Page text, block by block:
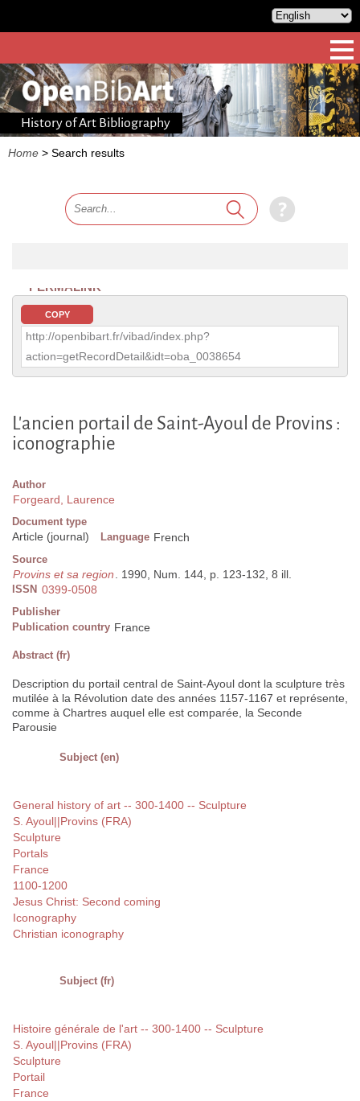
History of Art Bibliography
Home > Search results
PERMALINK
COPY
http://openbibart.fr/vibad/index.php?
action=getRecordDetail&idt=oba_0038654
L'ancien portail de Saint-Ayoul de Provins :
iconographie
Author
Forgeard, Laurence
Document type
Article (journal) Language French
Source
Provins et sa region. 1990, Num. 144, p. 123-132, 8 ill.
ISSN 0399-0508
Publisher
Publication country France
Abstract (fr)
Description du portail central de Saint-Ayoul dont la sculpture très
mutilée à la Révolution date des années 1157-1167 et représente,
comme à Chartres auquel elle est comparée, la Seconde
Parousie
Subject (en)
General history of art -- 300-1400 -- Sculpture
S. Ayoul||Provins (FRA)
Sculpture
Portals
France
1100-1200
Jesus Christ: Second coming
Iconography
Christian iconography
Subject (fr)
Histoire générale de l'art -- 300-1400 -- Sculpture
S. Ayoul||Provins (FRA)
Sculpture
Portail
France